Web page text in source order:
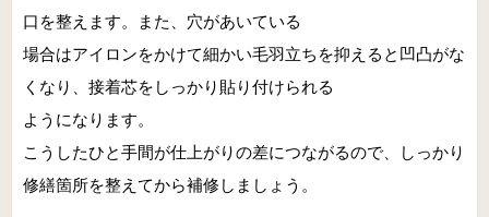
口を整えます。また、穴があいている
場合はアイロンをかけて細かい毛羽立ちを抑えると凹凸がな
くなり、接着芯をしっかり貼り付けられる
ようになります。
こうしたひと手間が仕上がりの差につながるので、しっかり
修繕箇所を整えてから補修しましょう。